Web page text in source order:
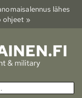
lähes
ohjeet »